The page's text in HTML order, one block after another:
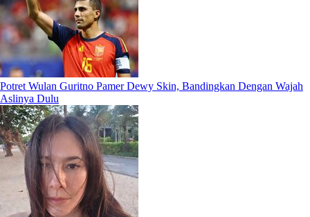
Potret Wulan Guritno Pamer Dewy Skin, Bandingkan Dengan Wajah
Aslinya Dulu